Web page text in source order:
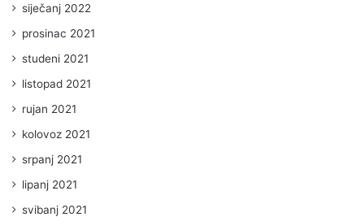
siječanj 2022
prosinac 2021
studeni 2021
listopad 2021
rujan 2021
kolovoz 2021
srpanj 2021
lipanj 2021
svibanj 2021